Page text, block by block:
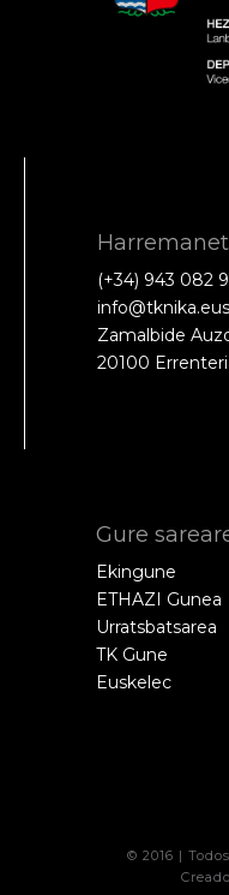
(+34) 943 082
info@tknika.eus
Zamalbide
20100
Gure
Ekingune
ETHAZI Gunea
Urratsbatsarea
TK Gune
Euskelec
© 2016 |